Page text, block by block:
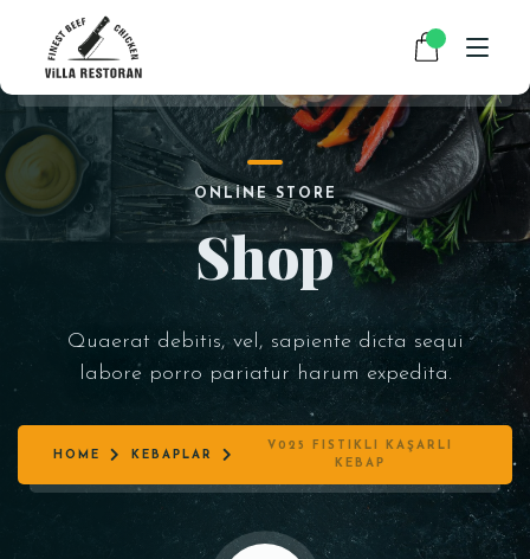
ANASAYFA
HAKKIMIZDA
RESTAURANT MENÜMÜZ
PAKET SERVİS
HABERLER
ONLINE STORE
Shop
Quaerat debitis, vel, sapiente dicta sequi
labore porro pariatur harum expedita.
HOME KEBAPLAR
V025 FISTIKLI KAŞARLI
KEBAP